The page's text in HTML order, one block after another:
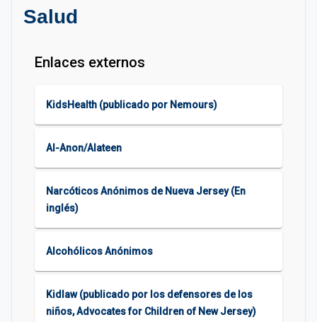
Salud
Enlaces externos
KidsHealth (publicado por Nemours)
Al-Anon/Alateen
Narcóticos Anónimos de Nueva Jersey (En
inglés)
Alcohólicos Anónimos
Kidlaw (publicado por los defensores de los
niños, Advocates for Children of New Jersey)